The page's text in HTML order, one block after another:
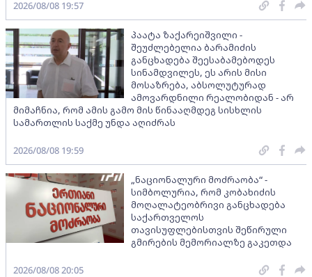
2026/08/08 19:57
პაატა ზაქარეიშვილი -
შეუძლებელია ბარამიძის
განცხადება შეესაბამებოდეს
სინამდვილეს, ეს არის მისი
მოსაზრება, აბსოლუტურად
ამოვარდნილი რეალობიდან - არ
მიმაჩნია, რომ ამის გამო მის წინააღმდეგ სისხლის
სამართლის საქმე უნდა აღიძრას
2026/08/08 19:59
„ნაციონალური მოძრაობა“ -
სიმბოლურია, რომ კობახიძის
მოღალატეობრივი განცხადება
საქართველოს
თავისუფლებისთვის შეწირული
გმირების მემორიალზე გაკეთდა
2026/08/08 20:05